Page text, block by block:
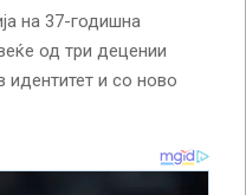
на 37-годишна
од три децении
и со ново